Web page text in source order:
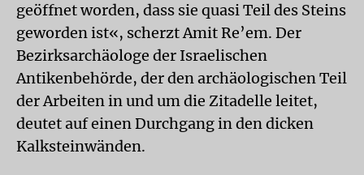
geöffnet worden, dass sie quasi Teil des Steins
geworden ist«, scherzt Amit Re’em. Der
Bezirksarchäologe der Israelischen
Antikenbehörde, der den archäologischen Teil
der Arbeiten in und um die Zitadelle leitet,
deutet auf einen Durchgang in den dicken
Kalksteinwänden.